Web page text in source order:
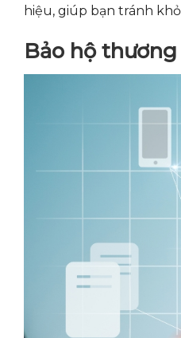
hiệu, giúp bạn tránh
Bảo hộ